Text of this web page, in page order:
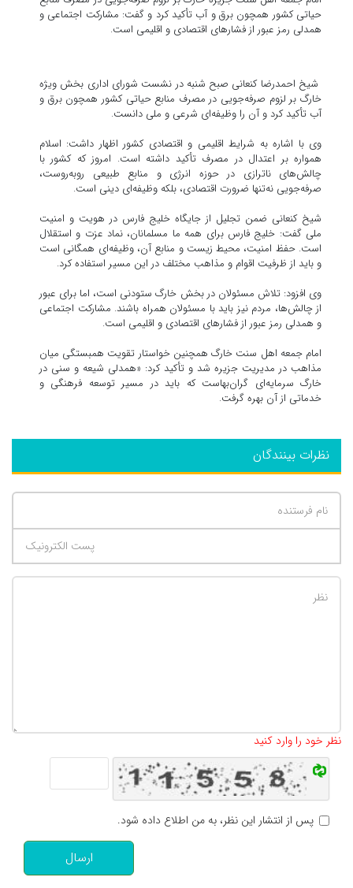
حیاتی کشور همچون برق و آب تأکید کرد و گفت: مشارکت اجتماعی و
همدلی رمز عبور از فشارهای اقتصادی و اقلیمی است.
شیخ احمدرضا کنعانی صبح شنبه در نشست شورای اداری بخش ویژه
خارگ بر لزوم صرفه‌جویی در مصرف منابع حیاتی کشور همچون برق و
آب تأکید کرد و آن را وظیفه‌ای شرعی و ملی دانست.
وی با اشاره به شرایط اقلیمی و اقتصادی کشور اظهار داشت: اسلام
همواره بر اعتدال در مصرف تأکید داشته است. امروز که کشور با
چالش‌های ناترازی در حوزه انرژی و منابع طبیعی روبه‌روست،
صرفه‌جویی نه‌تنها ضرورت اقتصادی، بلکه وظیفه‌ای دینی است.
شیخ کنعانی ضمن تجلیل از جایگاه خلیج فارس در هویت و امنیت
ملی گفت: خلیج فارس برای همه ما مسلمانان، نماد عزت و استقلال
است. حفظ امنیت، محیط زیست و منابع آن، وظیفه‌ای همگانی است
و باید از ظرفیت اقوام و مذاهب مختلف در این مسیر استفاده کرد.
وی افزود: تلاش مسئولان در بخش خارگ ستودنی است، اما برای عبور
از چالش‌ها، مردم نیز باید با مسئولان همراه باشند. مشارکت اجتماعی
و همدلی رمز عبور از فشارهای اقتصادی و اقلیمی است.
امام جمعه اهل سنت خارگ همچنین خواستار تقویت همبستگی میان
مذاهب در مدیریت جزیره شد و تأکید کرد: «همدلی شیعه و سنی در
خارگ سرمایه‌ای گران‌بهاست که باید در مسیر توسعه فرهنگی و
خدماتی از آن بهره گرفت.
نظرات بینندگان
نظر خود را وارد کنید
پس از انتشار این نظر، به من اطلاع داده شود.
ارسال